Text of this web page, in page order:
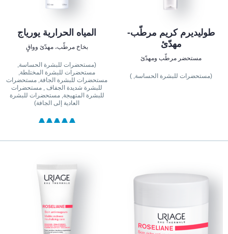
طوليديرم كريم مرطّب-
مهدّئ
مستحضر مرطّب ومهدّئ
(مستحضرات للبشرة الحساسة, )
المياه الحرارية يورياج
بخاخ مرطّب، مهدّئ وواقٍ
(مستحضرات للبشرة الحساسة,
مستحضرات للبشرة المختلطة,
مستحضرات للبشرة الجافة, مستحضرات
للبشرة شديدة الجفاف , مستحضرات
للبشرة المتهيجة, مستحضرات للبشرة
العادية إلى الجافة)